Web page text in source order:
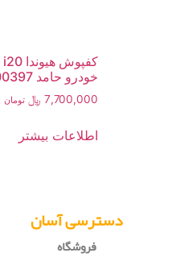
خودرو حامد MAP000397
7,700,000 ﷼ تومان
اطلاعات بیشتر
دسترسی آسان
فروشگاه